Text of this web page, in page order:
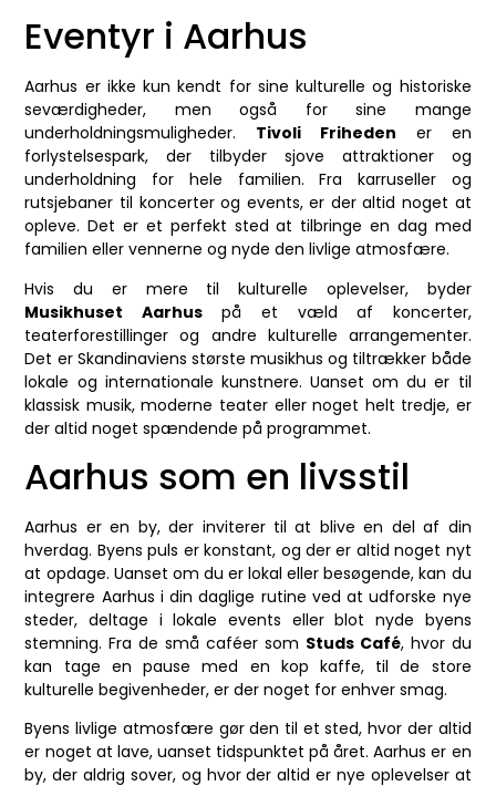
Eventyr i Aarhus
Aarhus er ikke kun kendt for sine kulturelle og historiske
seværdigheder, men også for sine mange
underholdningsmuligheder. Tivoli Friheden er en
forlystelsespark, der tilbyder sjove attraktioner og
underholdning for hele familien. Fra karruseller og
rutsjebaner til koncerter og events, er der altid noget at
opleve. Det er et perfekt sted at tilbringe en dag med
familien eller vennerne og nyde den livlige atmosfære.
Hvis du er mere til kulturelle oplevelser, byder
Musikhuset Aarhuspå et væld af koncerter,
teaterforestillinger og andre kulturelle arrangementer.
Det er Skandinaviens største musikhus og tiltrækker både
lokale og internationale kunstnere. Uanset om du er til
klassisk musik, moderne teater eller noget helt tredje, er
der altid noget spændende på programmet.
Aarhus som en livsstil
Aarhus er en by, der inviterer til at blive en del af din
hverdag. Byens puls er konstant, og der er altid noget nyt
at opdage. Uanset om du er lokal eller besøgende, kan du
integrere Aarhus i din daglige rutine ved at udforske nye
steder, deltage i lokale events eller blot nyde byens
stemning. Fra de små caféer som Studs Café, hvor du
kan tage en pause med en kop kaffe, til de store
kulturelle begivenheder, er der noget for enhver smag.
Byens livlige atmosfære gør den til et sted, hvor der altid
er noget at lave, uanset tidspunktet på året. Aarhus er en
by, der aldrig sover, og hvor der altid er nye oplevelser at